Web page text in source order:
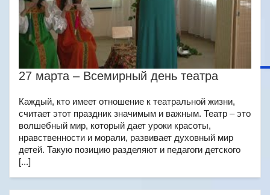
27 марта – Всемирный день театра
Каждый, кто имеет отношение к театральной жизни,
считает этот праздник значимым и важным. Театр – это
волшебный мир, который дает уроки красоты,
нравственности и морали, развивает духовный мир
детей. Такую позицию разделяют и педагоги детского
[...]